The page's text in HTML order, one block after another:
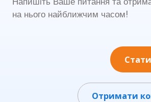
на нього найближчим часом!
Отримати